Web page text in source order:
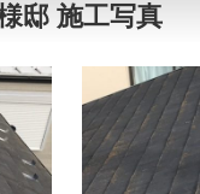
邸 施工写真